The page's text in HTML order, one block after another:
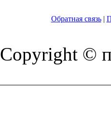
Обратная связь|
Copyright ©